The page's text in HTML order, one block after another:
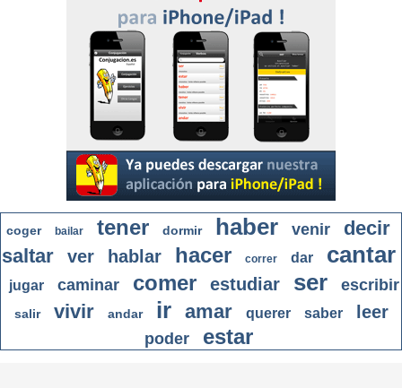
coger bailar tener dormir haber venir
decir
saltar
ver hablar hacer correr dar cantar
jugar caminar comer estudiar ser escribir
salir vivir andar ir amar querer saber leer
poder estar